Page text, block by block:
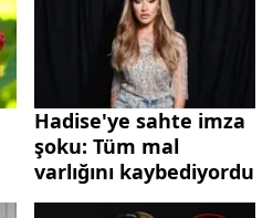
Hadise'ye sahte imza
şoku: Tüm mal
varlığını kaybediyordu